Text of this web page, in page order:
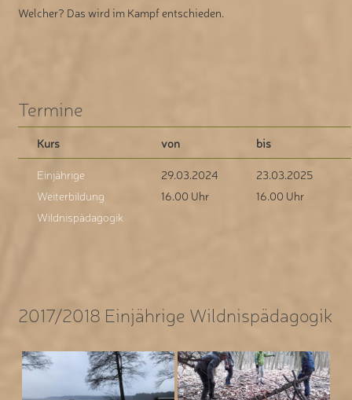
Welcher? Das wird im Kampf entschieden.
Termine
Kurs von bis
Einjährige
Weiterbildung
Wildnispädagogik
29.03.2024
16.00 Uhr
23.03.2025
16.00 Uhr
2017/2018 Einjährige Wildnispädagogik